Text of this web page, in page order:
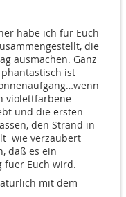
habe ich für Euch
die
ausmachen. Ganz
ist
violettfarbene
und die ersten
den Strand in
wie verzaubert
daß es ein
fuer Euch wird.
mit dem